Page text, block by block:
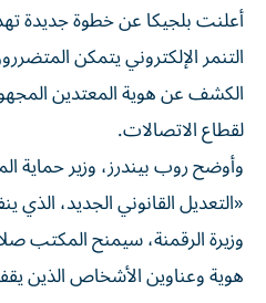
أعلنت بلجيكا عن خطوة جديدة
التنمر الإلكتروني يتمكن
الكشف عن هوية المعتدين
لقطاع الاتصالات.
وأوضح روب بيندرز، وزير حماية
«التعديل القانوني الجديد، الذي
وزيرة الرقمنة، سيمنح المكتب
هوية وعناوين الأشخاص الذين